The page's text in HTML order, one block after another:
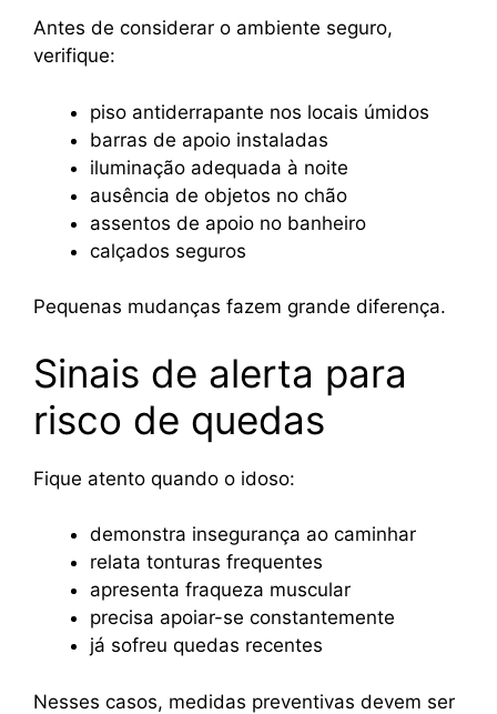
Antes de considerar o ambiente seguro,
verifique:
piso antiderrapante nos locais úmidos
barras de apoio instaladas
iluminação adequada à noite
ausência de objetos no chão
assentos de apoio no banheiro
calçados seguros
Pequenas mudanças fazem grande diferença.
Sinais de alerta para
risco de quedas
Fique atento quando o idoso:
demonstra insegurança ao caminhar
relata tonturas frequentes
apresenta fraqueza muscular
precisa apoiar-se constantemente
já sofreu quedas recentes
Nesses casos, medidas preventivas devem ser